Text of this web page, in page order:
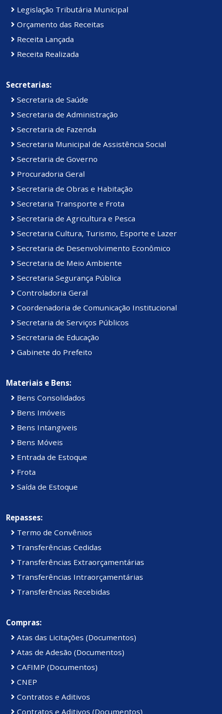
Legislação Tributária Municipal
Orçamento das Receitas
Receita Lançada
Receita Realizada
Secretarias:
Secretaria de Saúde
Secretaria de Administração
Secretaria de Fazenda
Secretaria Municipal de Assistência Social
Secretaria de Governo
Procuradoria Geral
Secretaria de Obras e Habitação
Secretaria Transporte e Frota
Secretaria de Agricultura e Pesca
Secretaria Cultura, Turismo, Esporte e Lazer
Secretaria de Desenvolvimento Econômico
Secretaria de Meio Ambiente
Secretaria Segurança Pública
Controladoria Geral
Coordenadoria de Comunicação Institucional
Secretaria de Serviços Públicos
Secretaria de Educação
Gabinete do Prefeito
Materiais e Bens:
Bens Consolidados
Bens Imóveis
Bens Intangiveis
Bens Móveis
Entrada de Estoque
Frota
Saída de Estoque
Repasses:
Termo de Convênios
Transferências Cedidas
Transferências Extraorçamentárias
Transferências Intraorçamentárias
Transferências Recebidas
Compras:
Atas das Licitações (Documentos)
Atas de Adesão (Documentos)
CAFIMP (Documentos)
CNEP
Contratos e Aditivos
Contratos e Aditivos (Documentos)